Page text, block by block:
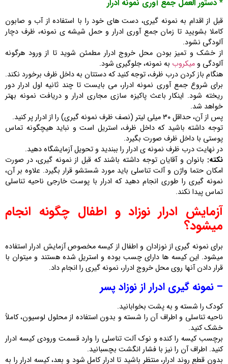
* دستور العمل جمع آوری نمونه ادرار
قبل از اقدام به نمونه گیری، دست های خود را با استفاده از آب و صابون
کاملا بشویید تا زمان جمع آوری ادرار و حمل شیشه ی نمونه، ظرف دچار
آلودگی نشود.
از خشک و تمیز بودن محل خروج ادرار مطمئن شوید تا از ورود هرگونه
آلودگی و میکروب به نمونه، جلوگیری شود.
هنگام باز کردن درب ظرف، توجه کنید که دستتان به داخل ظرف برخورد نکند.
برای شروع جمع آوری نمونه ادرار، می بایست تا چند ثانیه اول ادرار دور
ریخته شود. اینکار باعث پاکیزه سازی مجاری ادرار و دریافت نمونه بهتر
خواهد شد.
پس از آن، حداقل ۳۰ میلی لیتر (نصف ظرف نمونه گیری) را از ادرار پر کنید.
توجه داشته باشید که داخل ظرف، استریل است و نباید هیچگونه تماس
پوستی با داخل ظرف صورت بگیرد.
در نهایت درب ظرف نمونه ی ادرار را ببندید و تحویل آزمایشگاه دهید.
نکته: بانوان و آقایان توجه داشته باشند که قبل از نمونه گیری، در صورت
امکان حتما واژن و آلت تناسلی باید مورد شستشو قرار بگیرد. علاوه بر آن،
نمونه گیری را طوری انجام دهید که ادرار با پوست خارجی ناحیه تناسلی
تماس پیدا نکند.
آزمایش ادرار نوزاد و اطفال چگونه انجام
میشود؟
برای نمونه گیری از نوزادان و اطفال از کیسه مخصوص آزمایش ادرار استفاده
میشود. این کیسه ها دارای چسب بوده و استریل شده هستند و میتوان با
قرار دادن آنها روی محل خروج ادرار، نمونه گیری را انجام داد.
– نمونه گیری ادرار از نوزاد پسر
کودک را شسته و به پشت بخوابانید.
ناحیه تناسلی و اطراف آن را شسته و بدون استفاده از محلول لوسیون، کاملاً
خشک کنید.
برچسب کیسه را کنده و نوک آلت تناسلی را وارد قسمت ورودی کیسه ادرار
کنید. اطراف آن را نیز با فشار انگشت بچسبانید.
بدون قطع روند ادرار، منتظر باشید تا ادرار کامل شود و بعد، کیسه ادرار را به